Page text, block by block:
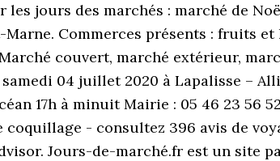
jours des marchés : marché de
Commerces présents : fruits
couvert, marché extérieur,
samedi 04 juillet 2020 à Lapalisse –
17h à minuit Mairie : 05 46 23 56
coquillage - consultez 396 avis de
Jours-de-marché.fr est un site